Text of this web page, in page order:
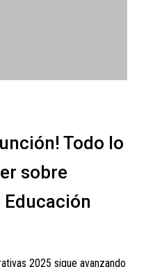
Todo lo
sobre
2025 sigue avanzando